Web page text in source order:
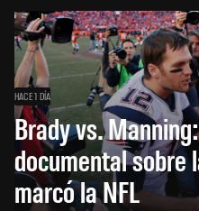
HACE 1 DÍA
Brady vs.
documental sobre
marcó la NFL